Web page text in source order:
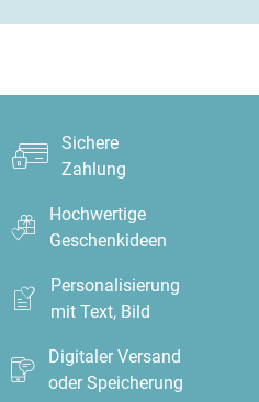
Sichere
Zahlung
Hochwertige
Geschenkideen
Personalisierung
mit Text, Bild
Digitaler Versand
oder Speicherung